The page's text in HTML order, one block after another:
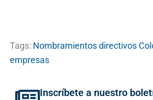
Tags: Nombramientos directivos
empresas
Inscríbete a nuestro